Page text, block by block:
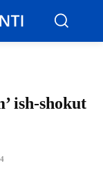
ish-shokut